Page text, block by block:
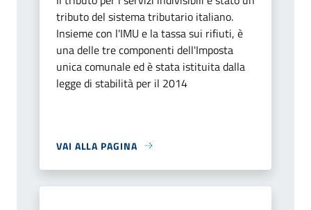
tributo del sistema tributario italiano.
Insieme con l'IMU e la tassa sui rifiuti, è
una delle tre componenti dell'Imposta
unica comunale ed è stata istituita dalla
legge di stabilità per il 2014
VAI ALLA PAGINA